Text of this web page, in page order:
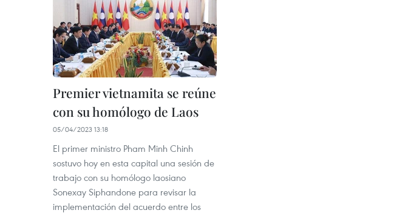
Premier vietnamita se reúne
con su homólogo de Laos
05/04/2023 13:18
El primer ministro Pham Minh Chinh
sostuvo hoy en esta capital una sesión de
trabajo con su homólogo laosiano
Sonexay Siphandone para revisar la
implementación del acuerdo entre los